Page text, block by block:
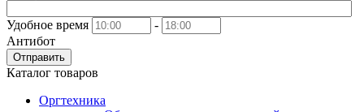
Удобное время
-
Антибот
Отправить
Каталог товаров
Оргтехника